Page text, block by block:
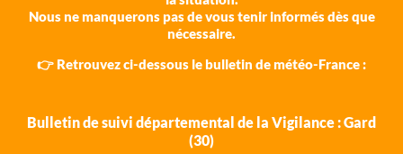
Nous ne manquerons pas de vous tenir informés dès que
nécessaire.
👉 Retrouvez ci-dessous le bulletin de météo-France :
Bulletin de suivi départemental de la Vigilance : Gard
(30)